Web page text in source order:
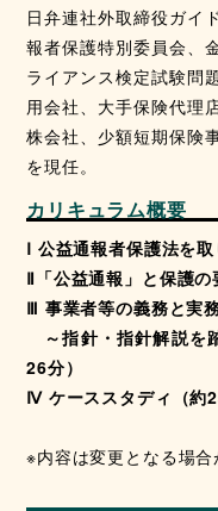
日弁連社外取締役ガイ
報者保護特別委員会、
ライアンス検定試験問
用会社、大手保険代理
株会社、少額短期保険
を現任。
カリキュラム概要
Ⅰ 公益通報者保護法を
Ⅱ「公益通報」と保護の
Ⅲ 事業者等の義務
～指針・指針解説を
26分）
Ⅳ ケーススタディ（約
※内容は変更となる場合